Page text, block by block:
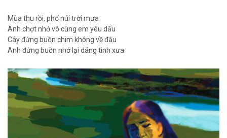
Mùa thu rồi, phố núi trời mưa
Anh chợt nhớ vô cùng em yêu dấu
Cây đứng buồn chim không về đậu
Anh đứng buồn nhớ lại dáng tình xưa